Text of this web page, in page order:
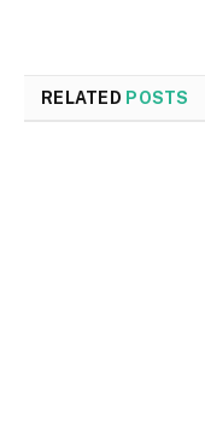
RELATED POSTS